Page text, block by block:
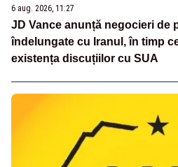
6 aug. 2026, 11:27
JD Vance anunță negocieri de
îndelungate cu Iranul, în timp
existența discuțiilor cu SUA